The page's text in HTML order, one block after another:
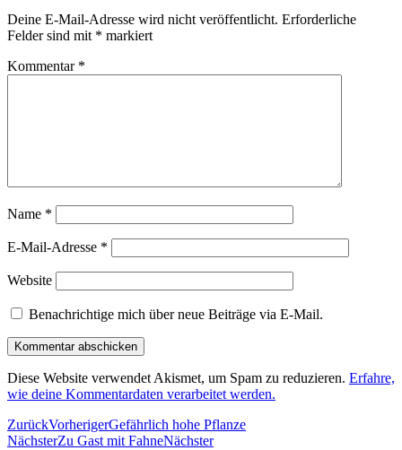
Deine E-Mail-Adresse wird nicht veröffentlicht. Erforderliche
Felder sind mit * markiert
Kommentar *
Name *
E-Mail-Adresse *
Website
Benachrichtige mich über neue Beiträge via E-Mail.
Diese Website verwendet Akismet, um Spam zu reduzieren. Erfahre,
wie deine Kommentardaten verarbeitet werden.
ZurückVorherigerGefährlich hohe Pflanze
NächsterZu Gast mit FahneNächster